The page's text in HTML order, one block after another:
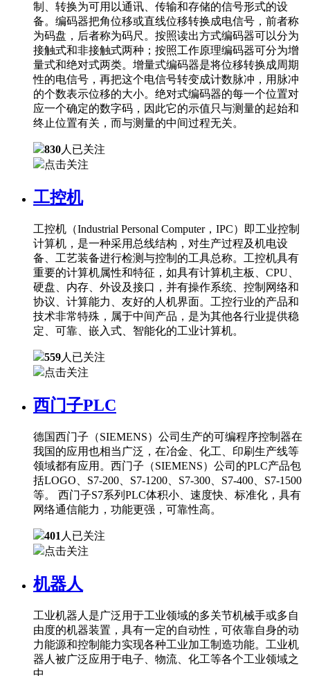
制、转换为可用以通讯、传输和存储的信号形式的设
备。编码器把角位移或直线位移转换成电信号，前者称
为码盘，后者称为码尺。按照读出方式编码器可以分为
接触式和非接触式两种；按照工作原理编码器可分为增
量式和绝对式两类。增量式编码器是将位移转换成周期
性的电信号，再把这个电信号转变成计数脉冲，用脉冲
的个数表示位移的大小。绝对式编码器的每一个位置对
应一个确定的数字码，因此它的示值只与测量的起始和
终止位置有关，而与测量的中间过程无关。
830人已关注
点击关注
工控机
工控机（Industrial Personal Computer，IPC）即工业控制
计算机，是一种采用总线结构，对生产过程及机电设
备、工艺装备进行检测与控制的工具总称。工控机具有
重要的计算机属性和特征，如具有计算机主板、CPU、
硬盘、内存、外设及接口，并有操作系统、控制网络和
协议、计算能力、友好的人机界面。工控行业的产品和
技术非常特殊，属于中间产品，是为其他各行业提供稳
定、可靠、嵌入式、智能化的工业计算机。
559人已关注
点击关注
西门子PLC
德国西门子（SIEMENS）公司生产的可编程序控制器在
我国的应用也相当广泛，在冶金、化工、印刷生产线等
领域都有应用。西门子（SIEMENS）公司的PLC产品包
括LOGO、S7-200、S7-1200、S7-300、S7-400、S7-1500
等。 西门子S7系列PLC体积小、速度快、标准化，具有
网络通信能力，功能更强，可靠性高。
401 人已关注
点击关注
机器人
工业机器人是广泛用于工业领域的多关节机械手或多自
由度的机器装置，具有一定的自动性，可依靠自身的动
力能源和控制能力实现各种工业加工制造功能。工业机
器人被广泛应用于电子、物流、化工等各个工业领域之
中。